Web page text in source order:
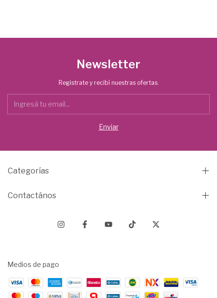
Newsletter
Registrate y recibí nuestras ofertas.
Categorías
Contactános
Medios de pago